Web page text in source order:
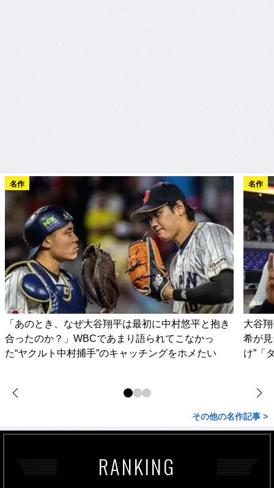
名作
「あのとき、なぜ大谷翔平は最初に中村悠平と抱き
合ったのか？」WBCであまり語られてこなかっ
た“ヤクルト中村捕手”のキャッチングをホメたい
名作
大谷
希が
け”「
その他の名作記事 >
RANKING